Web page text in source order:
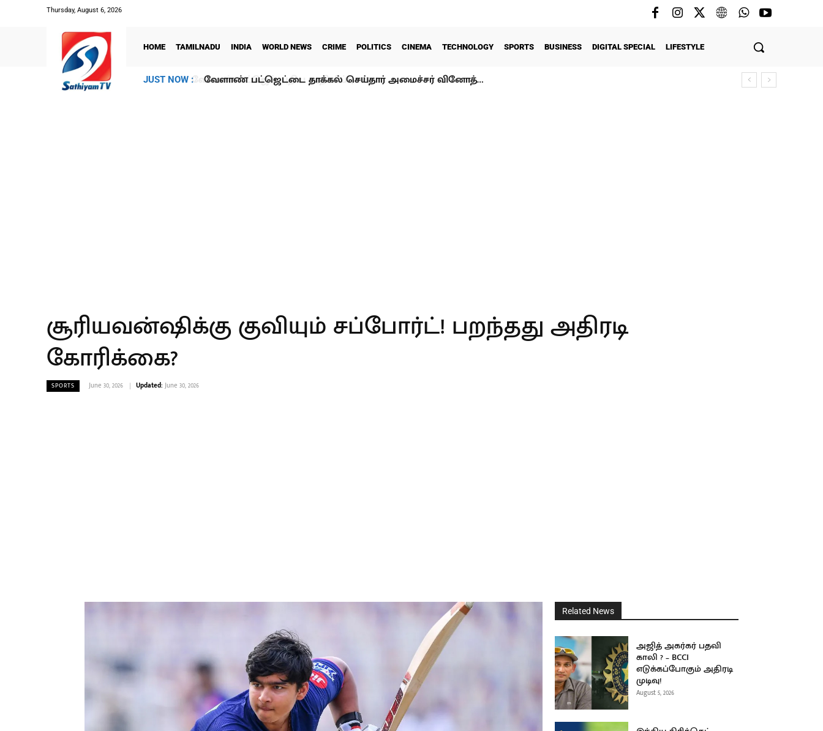
Thursday, August 6, 2026
HOME TAMILNADU INDIA WORLD NEWS CRIME POLITICS CINEMA TECHNOLOGY SPORTS BUSINESS DIGITAL SPECIAL LIFESTYLE
JUST NOW : வேளாண் பட்ஜெட்டை தாக்கல் செய்தார் அமைச்சர் வினோத்…
சூரியவன்ஷிக்கு குவியும் சப்போர்ட்! பறந்தது அதிரடி
கோரிக்கை?
SPORTS June 30, 2026 Updated: June 30, 2026
Related News
அஜித் அகர்கர் பதவி
காலி ? – BCCI
எடுக்கப்போகும் அதிரடி
முடிவு!
August 5, 2026